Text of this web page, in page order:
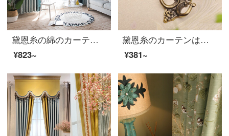
黛恩糸の綿のカーテンは北欧の簡単なカーテンを布しています。韓式の田園の両面の遮光布の葉っぱは純色の寝室の客間の窓の下にある緑の布は一メートルごとに何枚撮りますか？
¥823~
黛恩糸のカーテンは壁フックの欧式壁フックの古青色を何組か撮ります。（詳しくはカスタマーサービスに相談します。）
¥381~